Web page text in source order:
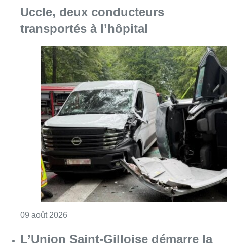
Uccle, deux conducteurs
transportés à l’hôpital
09 août 2026
L’Union Saint-Gilloise démarre la